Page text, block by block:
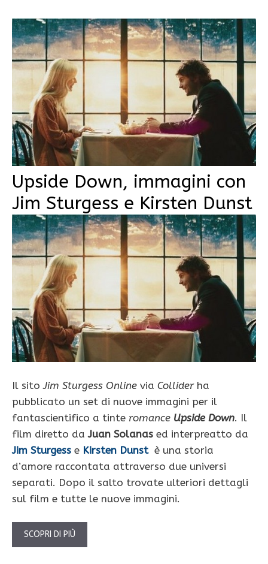
Upside Down, immagini con
Jim Sturgess e Kirsten Dunst
Il sitoJim Sturgess Online via Colliderha
pubblicato un set di nuove immagini per il
fantascientifico a tinte romance Upside Down. Il
film diretto daJuan Solanas ed interpreatto da
Jim Sturgess e Kirsten Dunstè una storia
d’amore raccontata attraverso due universi
separati. Dopo il salto trovate ulteriori dettagli
sul film e tutte le nuove immagini.
SCOPRI DI PIÙ